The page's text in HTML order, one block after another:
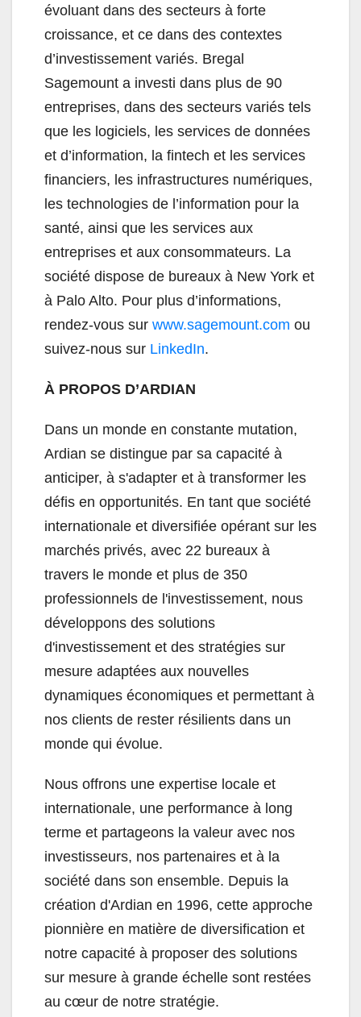
évoluant dans des secteurs à forte
croissance, et ce dans des contextes
d’investissement variés. Bregal
Sagemount a investi dans plus de 90
entreprises, dans des secteurs variés tels
que les logiciels, les services de données
et d’information, la fintech et les services
financiers, les infrastructures numériques,
les technologies de l’information pour la
santé, ainsi que les services aux
entreprises et aux consommateurs. La
société dispose de bureaux à New York et
à Palo Alto. Pour plus d’informations,
rendez-vous sur www.sagemount.com ou
suivez-nous sur LinkedIn.
À PROPOS D’ARDIAN
Dans un monde en constante mutation,
Ardian se distingue par sa capacité à
anticiper, à s'adapter et à transformer les
défis en opportunités. En tant que société
internationale et diversifiée opérant sur les
marchés privés, avec 22 bureaux à
travers le monde et plus de 350
professionnels de l'investissement, nous
développons des solutions
d'investissement et des stratégies sur
mesure adaptées aux nouvelles
dynamiques économiques et permettant à
nos clients de rester résilients dans un
monde qui évolue.
Nous offrons une expertise locale et
internationale, une performance à long
terme et partageons la valeur avec nos
investisseurs, nos partenaires et à la
société dans son ensemble. Depuis la
création d'Ardian en 1996, cette approche
pionnière en matière de diversification et
notre capacité à proposer des solutions
sur mesure à grande échelle sont restées
au cœur de notre stratégie.